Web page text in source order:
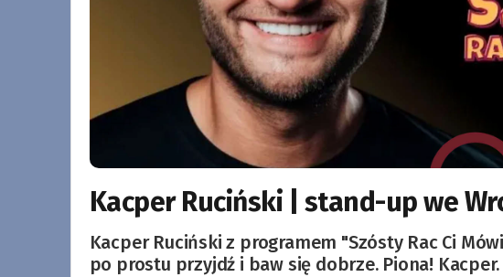
Kacper Ruciński | stand-up we
Kacper Ruciński z programem "Szósty Rac Ci
po prostu przyjdź i baw się dobrze. Piona! Kacper.